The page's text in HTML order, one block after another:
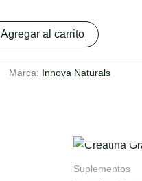
Agregar al carrito
Marca: Innova Naturals
Suplementos